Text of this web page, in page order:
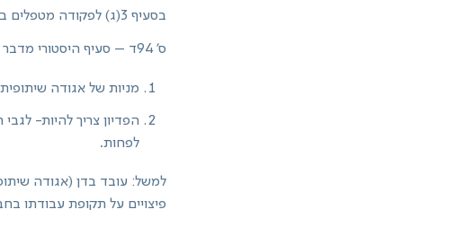
בסעיף 3(ג) לפקודה מטפלים בפדיון מניות באופן כללי.
ס' 94ד – סעיף היסטורי מדבר על תנאים מצטברים:
מניות של אגודה
לפחות.
פיצויים על תקופת עבודתו